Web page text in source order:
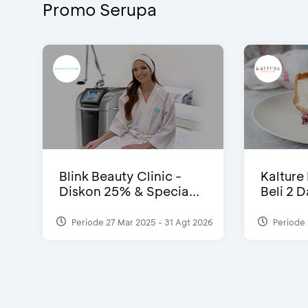
Promo Serupa
Blink Beauty Clinic -
Diskon 25% & Specia...
Periode 27 Mar 2025 - 31 Agt 2026
Kalture
Beli 2
Periode